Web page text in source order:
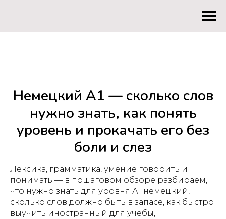
Немецкий А1 — сколько слов
нужно знать, как понять
уровень и прокачать его без
боли и слез
Лексика, грамматика, умение говорить и
понимать — в пошаговом обзоре разбираем,
что нужно знать для уровня А1 немецкий,
сколько слов должно быть в запасе, как быстро
выучить иностранный для учебы,